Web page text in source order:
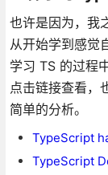
也许是因为，我
从开始学到感觉
学习 TS 的过程
点击链接查看，
简单的分析。
TypeScript
TypeScript